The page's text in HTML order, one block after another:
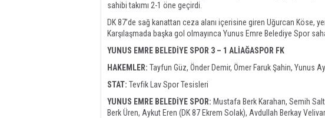
sahibi takımı 2-1 öne geçirdi.
DK 87’de sağ kanattan ceza alanı içerisine giren Uğurcan Köse,
Karşılaşmada başka gol olmayınca Yunus Emre Belediye Spor
YUNUS EMRE BELEDİYE SPOR 3 – 1 ALİAĞASPOR FK
HAKEMLER: Tayfun Güz, Önder Demir, Ömer Faruk Şahin, Yunus
STAT: Tevfik Lav Spor Tesisleri
YUNUS EMRE BELEDİYE SPOR: Mustafa Berk Karahan, Semih
Berk Üren, Aykut Eren (DK 87 Ekrem Solak), Avdullah Berkay